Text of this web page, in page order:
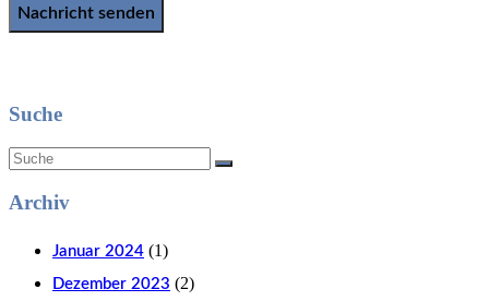
Suche
Archiv
Januar 2024 (1)
Dezember 2023 (2)